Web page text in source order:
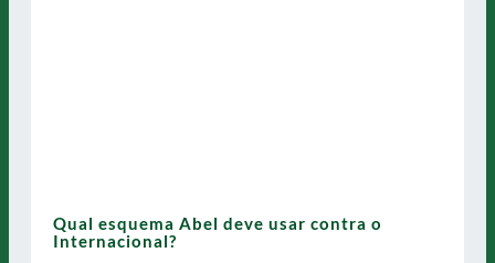
Qual esquema Abel deve usar contra o
Internacional?